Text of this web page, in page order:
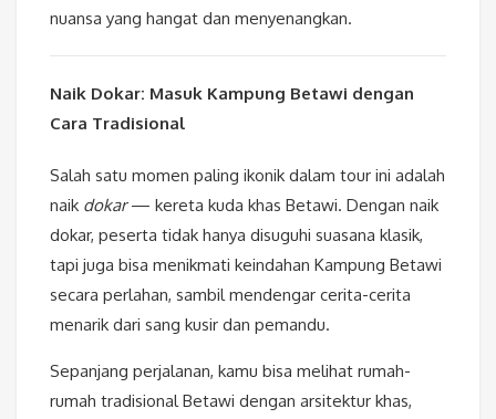
nuansa yang hangat dan menyenangkan.
Naik Dokar: Masuk Kampung Betawi dengan
Cara Tradisional
Salah satu momen paling ikonik dalam tour ini adalah
naik dokar— kereta kuda khas Betawi. Dengan naik
dokar, peserta tidak hanya disuguhi suasana klasik,
tapi juga bisa menikmati keindahan Kampung Betawi
secara perlahan, sambil mendengar cerita-cerita
menarik dari sang kusir dan pemandu.
Sepanjang perjalanan, kamu bisa melihat rumah-
rumah tradisional Betawi dengan arsitektur khas,